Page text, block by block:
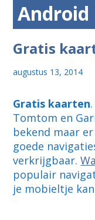
Android
Gratis
augustus 13, 2014
Gratis kaarten
Tomtom en
bekend maar
goede
verkrijgbaar.
populair
je mobieltje